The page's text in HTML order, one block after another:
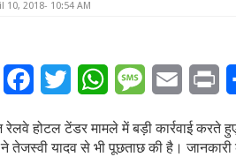
10, 2018- 10:54 AM
FacebookTwitterWhatsAppMessageEmail
होटल टेंडर मामले में बड़ी कार्रवाई करते हुए
ने तेजस्वी यादव से भी पूछताछ की है।